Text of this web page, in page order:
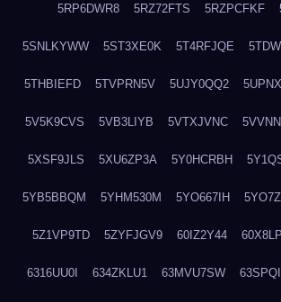
5RP6DWR8 5RZ72FTS 5RZPCFKF
5SNLKYWW 5ST3XE0K 5T4RFJQE
5THBIEFD 5TVPRN5V 5UJY0QQ2
5V5K9CVS 5VB3LIYB 5VTXJVNC
5XSF9JLS 5XU6ZP3A 5Y0HCRBH
5YB5BBQM 5YHM530M 5YO667IH
5Z1VP9TD 5ZYFJGV9 60IZ2Y44
6316UU0I 634ZKLU1 63MVU7SW